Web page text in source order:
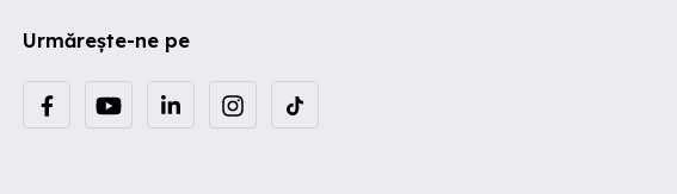
Urmărește-ne pe